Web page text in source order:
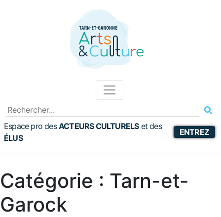
Espace pro desACTEURS CULTURELS etdes
ÉLUS
ENTREZ
Catégorie : Tarn-et-
Garock